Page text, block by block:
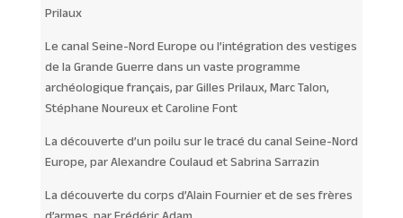
Prilaux
Le canal Seine-Nord Europe ou l’intégration des vestiges
de la Grande Guerre dans un vaste programme
archéologique français, par Gilles Prilaux, Marc Talon,
Stéphane Noureux et Caroline Font
La découverte d’un poilu sur le tracé du canal Seine-Nord
Europe, par Alexandre Coulaud et Sabrina Sarrazin
La découverte du corps d’Alain Fournier et de ses frères